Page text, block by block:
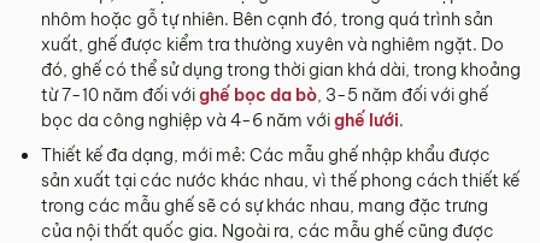
nhôm hoặc gỗ tự nhiên. Bên cạnh đó, trong quá trình sản
xuất, ghế được kiểm tra thường xuyên và nghiêm ngặt. Do
đó, ghế có thể sử dụng trong thời gian khá dài, trong khoảng
từ 7-10 năm đối vớighế bọc da bò, 3-5 năm đối với ghế
bọc da công nghiệp và 4-6 năm vớighế lưới.
Thiết kế đa dạng, mới mẻ: Các mẫu ghế nhập khẩu được
sản xuất tại các nước khác nhau, vì thế phong cách thiết kế
trong các mẫu ghế sẽ có sự khác nhau, mang đặc trưng
của nội thất quốc gia. Ngoài ra, các mẫu ghế cũng được